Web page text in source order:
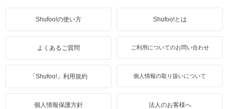
Shufoo!の使い方 Shufoo!とは
よくあるご質問 ご利用についてのお問い合わせ
「Shufoo!」利用規約 個人情報の取り扱いについて
個人情報保護方針 法人のお客様へ